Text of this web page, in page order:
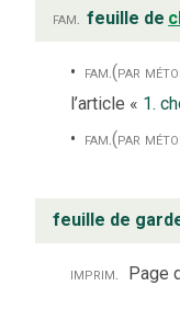
fam. feuille de
fam.(par
l’article « 1.
fam. (par
feuille de
imprim. Page